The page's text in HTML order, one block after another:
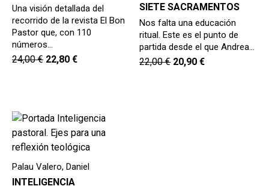
Una visión detallada del
recorrido de la revista El Bon
Pastor que, con 110
números…
24,00€ 22,80 €
SIETE SACRAMENTOS
Nos falta una educación
ritual. Este es el punto de
partida desde el que Andrea…
22,00€ 20,90€
Palau Valero, Daniel
INTELIGENCIA